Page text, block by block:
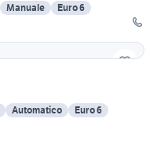
Manuale
Euro 6
Automatico Euro 6